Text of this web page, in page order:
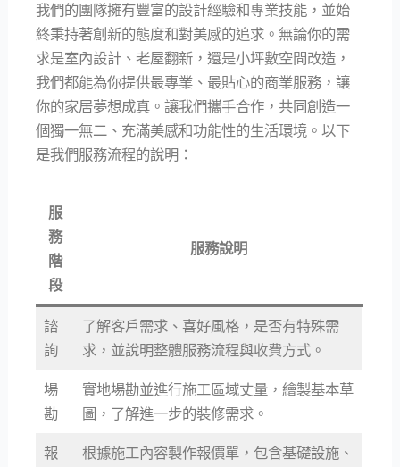
我們的團隊擁有豐富的設計經驗和專業技能，並始
終秉持著創新的態度和對美感的追求。無論你的需
求是室內設計、老屋翻新，還是小坪數空間改造，
我們都能為你提供最專業、最貼心的商業服務，讓
你的家居夢想成真。讓我們攜手合作，共同創造一
個獨一無二、充滿美感和功能性的生活環境。以下
是我們服務流程的說明：
服
務
階
段
服務說明
諮
詢
了解客戶需求、喜好風格，是否有特殊需
求，並說明整體服務流程與收費方式。
場
勘
實地場勘並進行施工區域丈量，繪製基本草
圖，了解進一步的裝修需求。​
報
根據施工內容製作報價單，包含基礎設施、